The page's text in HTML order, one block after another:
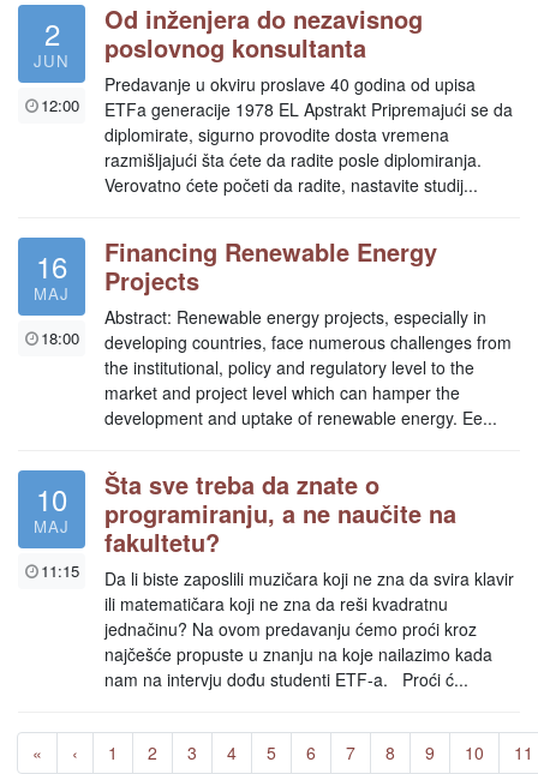
2
JUN
12:00
Od inženjera do nezavisnog
poslovnog konsultanta
Predavanje u okviru proslave 40 godina od upisa
ETFa generacije 1978 EL Apstrakt Pripremajući se da
diplomirate, sigurno provodite dosta vremena
razmišljajući šta ćete da radite posle diplomiranja.
Verovatno ćete početi da radite, nastavite studij...
16
MAJ
18:00
Financing Renewable Energy
Projects
Abstract: Renewable energy projects, especially in
developing countries, face numerous challenges from
the institutional, policy and regulatory level to the
market and project level which can hamper the
development and uptake of renewable energy. Ee...
10
MAJ
11:15
Šta sve treba da znate o
programiranju, a ne naučite na
fakultetu?
Da li biste zaposlili muzičara koji ne zna da svira klavir
ili matematičara koji ne zna da reši kvadratnu
jednačinu? Na ovom predavanju ćemo proći kroz
najčešće propuste u znanju na koje nailazimo kada
nam na intervju dođu studenti ETF-a. Proći ć...
« ‹ 1 2 3 4 5 6 7 8 9 10 11